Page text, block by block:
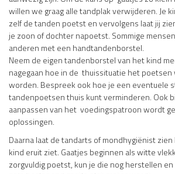
willen we graag alle tandplak verwijderen. Je
zelf de tanden poetst en vervolgens laat jij
je zoon of dochter napoetst. Sommige
anderen met een handtandenborstel.
Neem de eigen tandenborstel van het kind
nagegaan hoe in de thuissituatie het
worden. Bespreek ook hoe je een eventuele
tandenpoetsen thuis kunt verminderen. Ook
aanpassen van het voedingspatroon wordt
oplossingen.
Daarna laat de tandarts of mondhygiënist
kind eruit ziet. Gaatjes beginnen als witte
zorgvuldig poetst, kun je die nog herstellen